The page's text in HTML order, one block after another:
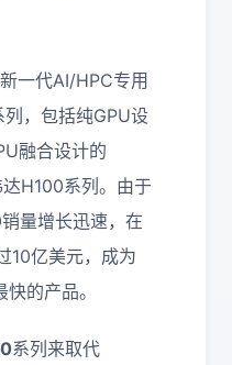
一代AI/HPC专用
列，包括纯GPU设
融合设计的
H100系列。由于
量增长迅速，在
10亿美元，成为
的产品。
系列来取代